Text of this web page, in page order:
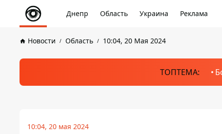
Днепр Область Украина Реклама
Новости Область 10:04, 20 Мая 2024
ТОПТЕМА:
10:04, 20 мая 2024